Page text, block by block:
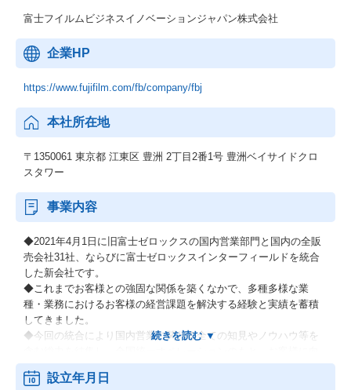
富士フイルムビジネスイノベーションジャパン株式会社
企業HP
https://www.fujifilm.com/fb/company/fbj
本社所在地
〒1350061 東京都 江東区 豊洲 2丁目2番1号 豊洲ベイサイドクロ
スタワー
事業内容
◆2021年4月1日に旧富士ゼロックスの国内営業部門と国内の全販
売会社31社、ならびに富士ゼロックスインターフィールドを統合
した新会社です。
◆これまでお客様との強固な関係を築くなかで、多種多様な業
種・業務におけるお客様の経営課題を解決する経験と実績を蓄積
してきました。
◆今回の統合により国内営業に関わる全ての知見やノウハウ等を
けて新たな価値提供を加速し、これまで以上に迅速かつダイナミ
ックにお客様のニーズにお応えします。
設立年月日